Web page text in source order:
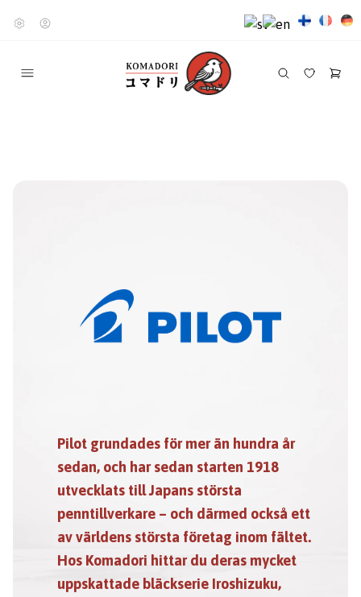
Pilot grundades för mer än hundra år
sedan, och har sedan starten 1918
utvecklats till Japans största
penntillverkare – och därmed också ett
av världens största företag inom fältet.
Hos Komadori hittar du deras mycket
uppskattade bläckserie Iroshizuku,